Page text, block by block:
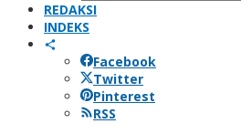
REDAKSI
INDEKS
Facebook
Twitter
Pinterest
RSS